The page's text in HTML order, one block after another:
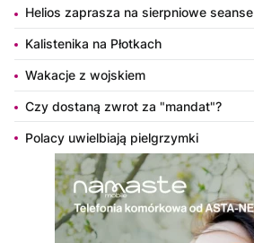
Helios zaprasza na sierpniowe seanse
Kalistenika na Płotkach
Wakacje z wojskiem
Czy dostaną zwrot za "mandat"?
Polacy uwielbiają pielgrzymki